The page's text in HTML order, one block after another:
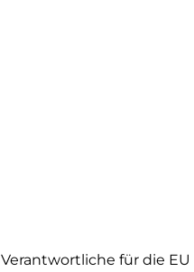
Verantwortliche für die EU